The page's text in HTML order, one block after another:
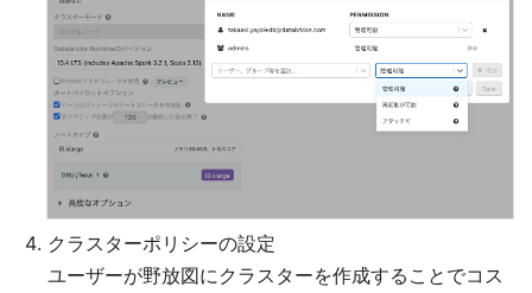
クラスターポリシーの設定
ユーザーが野放図にクラスターを作成することでコス